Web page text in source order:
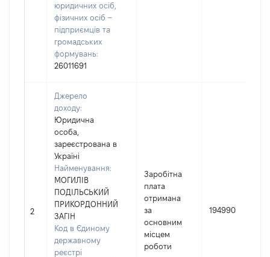
юридичних осіб,
фізичних осіб –
підприємців та
громадських
формувань:
26011691
2
Джерело
доходу:
Юридична
особа,
зареєстрована в
Україні
Найменування:
МОГИЛІВ
ПОДІЛЬСЬКИЙ
ПРИКОРДОННИЙ
ЗАГІН
Код в Єдиному
державному
реєстрі
Заробітна
плата
отримана
за
основним
місцем
роботи
194990